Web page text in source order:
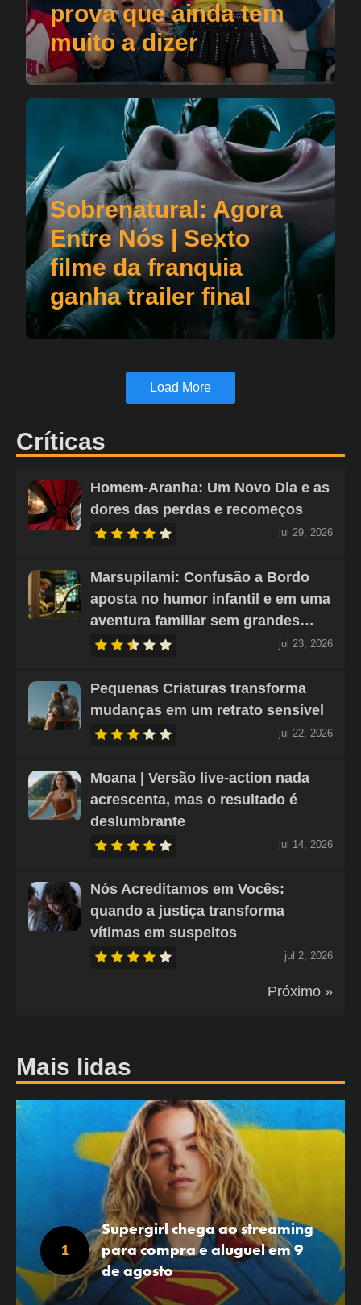
prova que ainda tem
muito a dizer
Sobrenatural: Agora
Entre Nós | Sexto
filme da franquia
ganha trailer final
Load More
Críticas
Homem-Aranha: Um Novo Dia e as
dores das perdas e recomeços
jul 29, 2026
Marsupilami: Confusão a Bordo
aposta no humor infantil e em uma
aventura familiar sem grandes…
jul 23, 2026
Pequenas Criaturas transforma
mudanças em um retrato sensível
jul 22, 2026
Moana | Versão live-action nada
acrescenta, mas o resultado é
deslumbrante
jul 14, 2026
Nós Acreditamos em Vocês:
quando a justiça transforma
vítimas em suspeitos
jul 2, 2026
Próximo »
Mais lidas
Supergirl chega ao streaming
para compra e aluguel em 9
de agosto